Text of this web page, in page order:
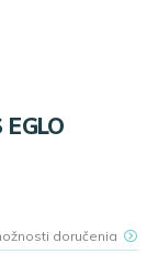
doručenia